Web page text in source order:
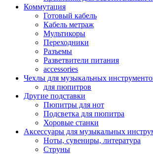
Коммутация
Готовый кабель
Кабель метраж
Мультикоры
Переходники
Разъемы
Разветвители питания
accessories
Чехлы для музыкальных
для пюпитров
Другие подставки
Пюпитры для нот
Подсветка для пюпитра
Хоровые станки
Аксессуары для музыкальных
Ноты, сувениры, литература
Струны